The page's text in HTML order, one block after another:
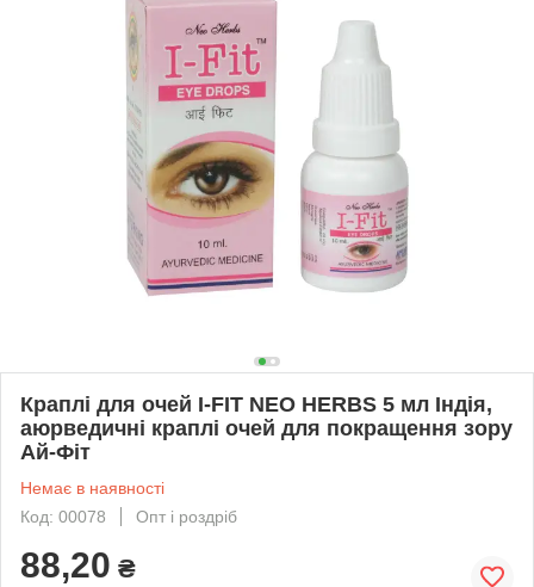
Краплі для очей I-FIT NEO HERBS 5 мл Індія,
аюрведичні краплі очей для покращення зору
Ай-Фіт
Немає в наявності
Код: 00078
Опт і роздріб
88,20 ₴